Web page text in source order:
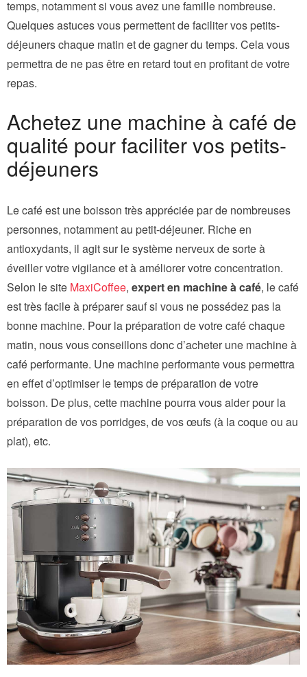
temps, notamment si vous avez une famille nombreuse.
Quelques astuces vous permettent de faciliter vos petits-
déjeuners chaque matin et de gagner du temps. Cela vous
permettra de ne pas être en retard tout en profitant de votre
repas.
Achetez une machine à café de
qualité pour faciliter vos petits-
déjeuners
Le café est une boisson très appréciée par de nombreuses
personnes, notamment au petit-déjeuner. Riche en
antioxydants, il agit sur le système nerveux de sorte à
éveiller votre vigilance et à améliorer votre concentration.
Selon le site MaxiCoffee, expert en machine à café, le café
est très facile à préparer sauf si vous ne possédez pas la
bonne machine. Pour la préparation de votre café chaque
matin, nous vous conseillons donc d’acheter une machine à
café performante. Une machine performante vous permettra
en effet d’optimiser le temps de préparation de votre
boisson. De plus, cette machine pourra vous aider pour la
préparation de vos porridges, de vos œufs (à la coque ou au
plat), etc.